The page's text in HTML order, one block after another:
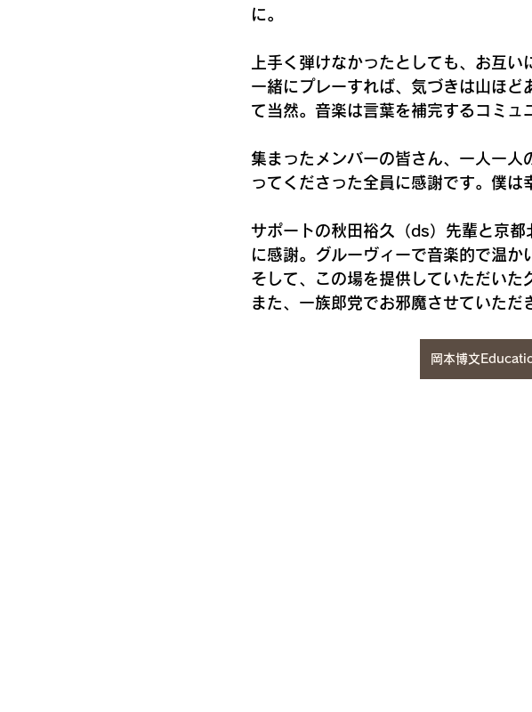
に。
上手く弾けなかったとしても、お互
一緒にプレーすれば、気づきは山ほど
て当然。音楽は言葉を補完するコミュ
集まったメンバーの皆さん、一人一人
ってくださった全員に感謝です。僕は
サポートの秋田裕久（ds）先輩と京
に感謝。グルーヴィーで音楽的で温か
そして、この場を提供していただいた
また、一族郎党でお邪魔させていただ
岡本博文